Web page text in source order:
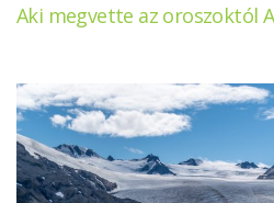
Aki megvette az oroszoktól